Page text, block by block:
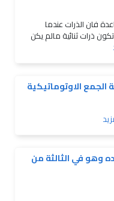
فان الذرات عندما
ذرات ثنائية مالم يكن
الجمع الاوتوماتيكية
وهو في الثالثة من